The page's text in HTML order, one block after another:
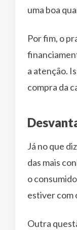
uma boa
Por fim, o
a atenção.
compra da
Já no que
das mais
o
estiver com
Outra